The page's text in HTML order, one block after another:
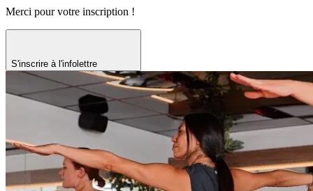
Merci pour votre inscription !
S'inscrire à l'infolettre